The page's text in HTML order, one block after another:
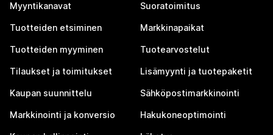
Myyntikanavat
Tuotteiden etsiminen
Tuotteiden myyminen
Tilaukset ja toimitukset
Kaupan suunnittelu
Markkinointi ja konversio
Suoratoimitus
Markkinapaikat
Tuotearvostelut
Lisämyynti ja tuotepaketit
Sähköpostimarkkinointi
Hakukoneoptimointi